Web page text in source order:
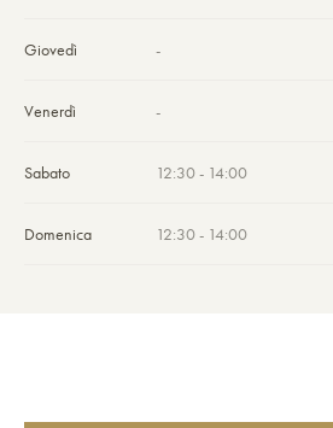
Giovedì -
Venerdì -
Sabato 12:30 - 14:00
Domenica 12:30 - 14:00